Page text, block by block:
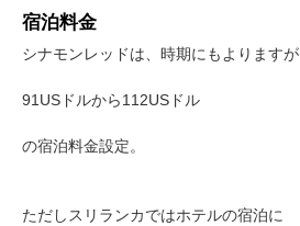
宿泊料金
シナモンレッドは、時期にもよりますが
91USドルから112USドル
の宿泊料金設定。
ただしスリランカではホテルの宿泊に